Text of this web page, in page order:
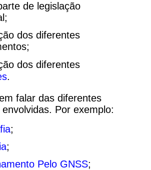
de legislação
dos diferentes
dos diferentes
.
falar das diferentes
Por exemplo:
;
;
Pelo GNSS;